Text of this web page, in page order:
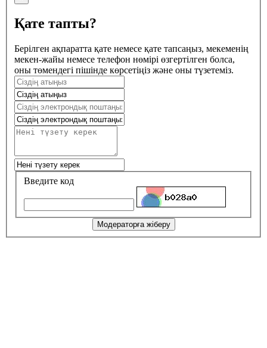
Қате тапты?
Берілген ақпаратта қате немесе қате тапсаңыз, мекеменің
мекен-жайы немесе телефон нөмірі өзгертілген болса,
оны төмендегі пішінде көрсетіңіз және оны түзетеміз.
Введите код
Модераторға жіберу